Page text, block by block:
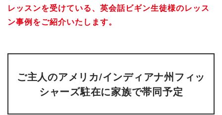
レッスンを受けている、英会話ビギン生徒様のレッス
ン事例をご紹介いたします。
ご主人のアメリカ/インディアナ州フィッ
シャーズ駐在に家族で帯同予定